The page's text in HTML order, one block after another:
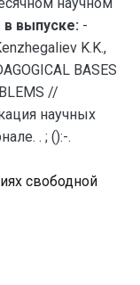
выпуске: -
K.K.,
BASES
//
научных
. ; ():-.
свободной